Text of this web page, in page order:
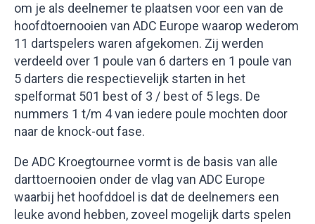
om je als deelnemer te plaatsen voor een van de
hoofdtoernooien van ADC Europe waarop wederom
11 dartspelers waren afgekomen. Zij werden
verdeeld over 1 poule van 6 darters en 1 poule van
5 darters die respectievelijk starten in het
spelformat 501 best of 3 / best of 5 legs. De
nummers 1 t/m 4 van iedere poule mochten door
naar de knock-out fase.
De ADC Kroegtournee vormt is de basis van alle
darttoernooien onder de vlag van ADC Europe
waarbij het hoofddoel is dat de deelnemers een
leuke avond hebben, zoveel mogelijk darts spelen